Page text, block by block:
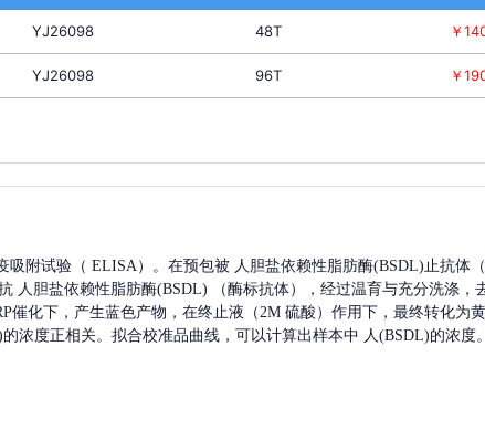
YJ26098 48T ￥
YJ26098 96T ￥
吸附试验（ ELISA）。在预包被 人胆盐依赖性脂肪酶(BSDL)止抗体
人胆盐依赖性脂肪酶(BSDL) （酶标抗体），经过温育与充分洗涤
催化下，产生蓝色产物，在终止液（2M 硫酸）作用下，最终转化为
的浓度正相关。拟合校准品曲线，可以计算出样本中 人(BSDL)的浓度。